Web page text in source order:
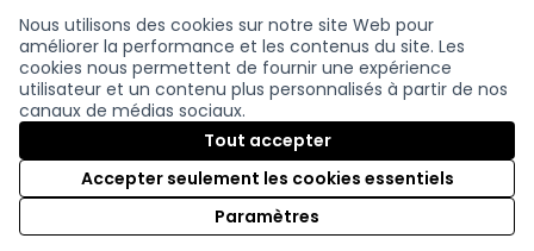
Nous utilisons des cookies sur notre site Web pour
améliorer la performance et les contenus du site. Les
cookies nous permettent de fournir une expérience
utilisateur et un contenu plus personnalisés à partir de nos
canaux de médias sociaux.
Tout accepter
Accepter seulement les cookies essentiels
Paramètres
Conditions d'utilisation
Paramètres des cookies
participer.loire-atlantique.fr sur Facebook
(Lien externe)
participer.loire-atlantique.fr sur Instagram
participer.loire-atlantique.fr sur YouTube
(Lien externe)
Site réalisé grâce aulogiciel libre Decidim
(Lien externe)
.
Licence
(Lien